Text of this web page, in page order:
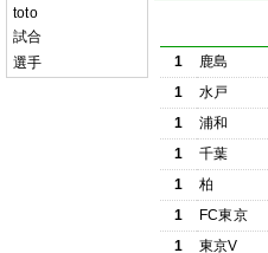
toto
試合
選手
1 鹿島
1
水戸
1
浦和
1
千葉
1
柏
1
FC東京
1
東京V